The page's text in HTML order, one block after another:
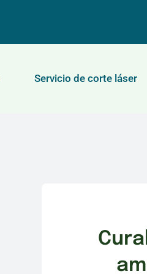
Servicio de corte láser